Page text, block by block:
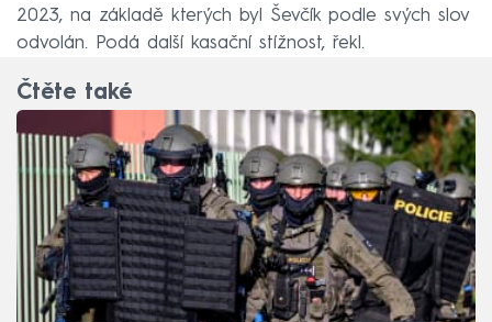
2023, na základě kterých byl Ševčík podle svých slov
odvolán. Podá další kasační stížnost, řekl.
Čtěte také